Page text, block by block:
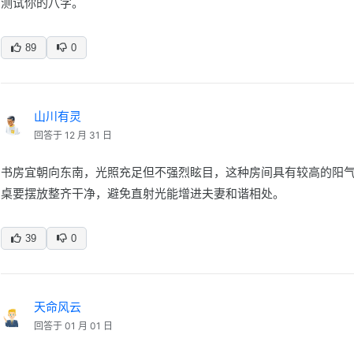
89 0
山川有灵
回答于 12 月 31 日
书房宜朝向东南，光照充足但不强烈眩目，这种房间具有较高的阳
桌要摆放整齐干净，避免直射光能增进夫妻和谐相处。
39 0
天命风云
回答于 01 月 01 日